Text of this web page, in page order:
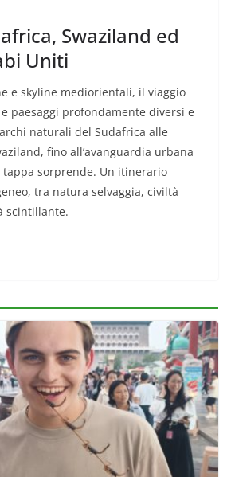
Swaziland ed
Uniti
e skyline mediorientali, il viaggio
paesaggi profondamente diversi e
naturali del Sudafrica alle
fino all’avanguardia urbana
sorprende. Un itinerario
tra natura selvaggia, civiltà
scintillante.